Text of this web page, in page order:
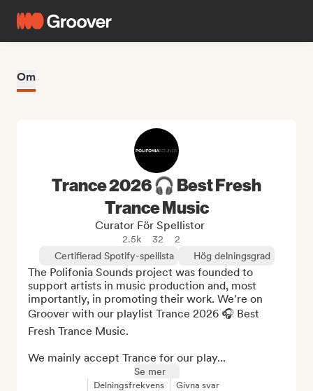
Om
Trance 2026 🎧 Best Fresh
Trance Music
Curator För Spellistor
2.5k 32
2
Certifierad Spotify-spellista
Hög delningsgrad
The Polifonia Sounds project was founded to
support artists in music production and, most
importantly, in promoting their work. We're on
Groover with our playlist Trance 2026 🎧 Best
Fresh Trance Music.
We mainly accept Trance for our play...
Se mer
Delningsfrekvens Givna svar